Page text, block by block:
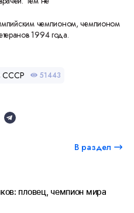
чемпионом, чемпионом
1994 года.
СССР 51443
В раздел
пловец, чемпион мира